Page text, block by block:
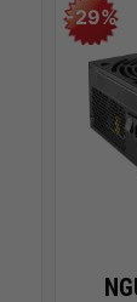
-29%